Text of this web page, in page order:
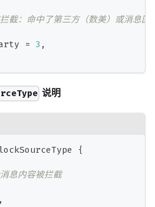
截：命中了第三方（数美）或消息回
= 3 ,
说明
{
息内容被拦截
,